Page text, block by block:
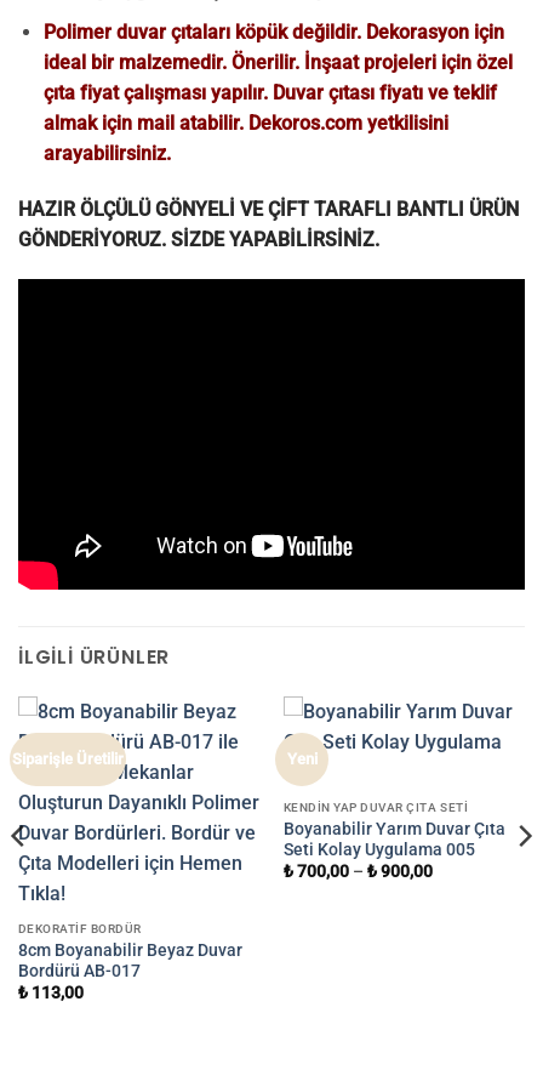
Polimer duvar çıtaları köpük değildir. Dekorasyon için
ideal bir malzemedir. Önerilir. İnşaat projeleri için özel
çıta fiyat çalışması yapılır. Duvar çıtası fiyatı ve teklif
almak için mail atabilir. Dekoros.com yetkilisini
arayabilirsiniz.
HAZIR ÖLÇÜLÜ GÖNYELİ VE ÇİFT TARAFLI BANTLI ÜRÜN
GÖNDERİYORUZ. SİZDE YAPABİLİRSİNİZ.
İLGILI ÜRÜNLER
Siparişle Üretilir
DEKORATIF BORDÜR
8cm Boyanabilir Beyaz Duvar
Bordürü AB-017
₺113,00
Yeni
KENDIN YAP DUVAR ÇITA SETI
Boyanabilir Yarım Duvar Çıta
Seti Kolay Uygulama 005
₺700,00– ₺900,00